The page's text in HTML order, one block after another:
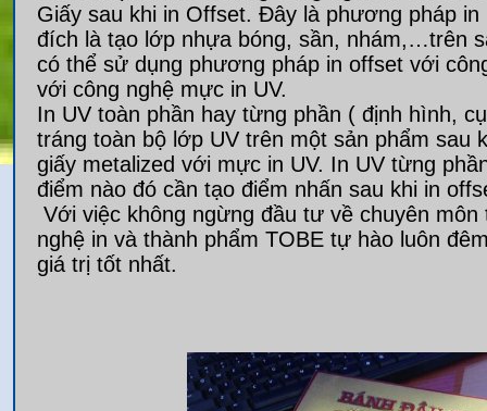
Giấy sau khi in Offset. Đây là phương pháp
đích là tạo lớp nhựa bóng, sần, nhám,…trên
có thể sử dụng phương pháp in offset với
với công nghệ mực in UV.
In UV toàn phần hay từng phần ( định hình,
tráng toàn bộ lớp UV trên một sản phẩm sau
giấy metalized với mực in UV. In UV từng
điểm nào đó cần tạo điểm nhấn sau khi in
Với việc không ngừng đầu tư về chuyên
nghệ in và thành phẩm TOBE tự hào luôn
giá trị tốt nhất.